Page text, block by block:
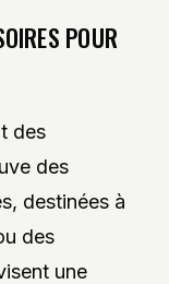
POUR
des
des
destinées à
des
une